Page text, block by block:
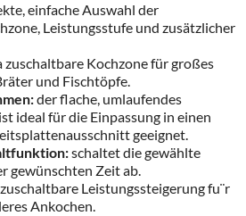
einfache Auswahl der
Leistungsstufe und zusätzlicher
zuschaltbare Kochzone für großes
und Fischtöpfe.
der flache, umlaufendes
ideal für die Einpassung in einen
geeignet.
schaltet die gewählte
gewünschten Zeit ab.
Leistungssteigerung fu¨r
Ankochen.